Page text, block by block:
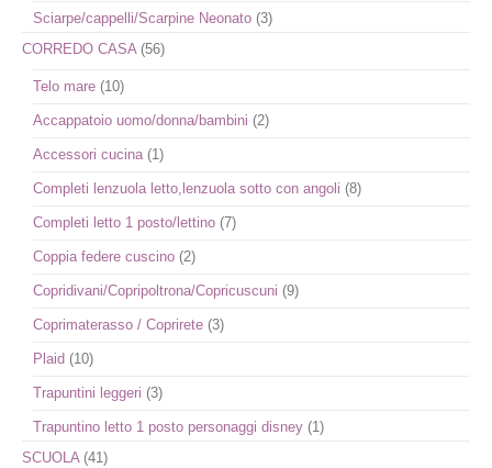
Sciarpe/cappelli/Scarpine Neonato (3)
CORREDO CASA (56)
Telo mare (10)
Accappatoio uomo/donna/bambini (2)
Accessori cucina (1)
Completi lenzuola letto,lenzuola sotto con angoli (8)
Completi letto 1 posto/lettino (7)
Coppia federe cuscino (2)
Copridivani/Copripoltrona/Copricuscuni (9)
Coprimaterasso / Coprirete (3)
Plaid (10)
Trapuntini leggeri (3)
Trapuntino letto 1 posto personaggi disney (1)
SCUOLA (41)